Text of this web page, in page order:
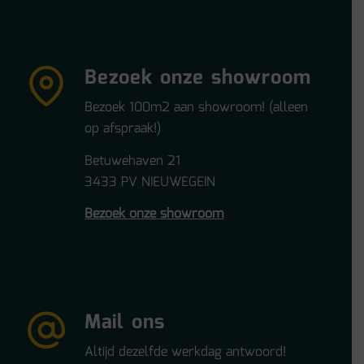
Bezoek onze showroom
Bezoek 100m2 aan showroom! (alleen
op afspraak!)
Betuwehaven 21
3433 PV NIEUWEGEIN
Bezoek onze showroom
Mail ons
Altijd dezelfde werkdag antwoord!